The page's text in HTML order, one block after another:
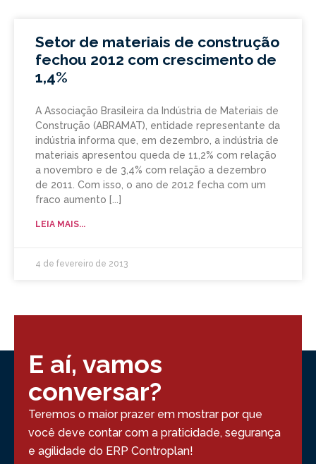
Setor de materiais de construção
fechou 2012 com crescimento de
1,4%
A Associação Brasileira da Indústria de Materiais de
Construção (ABRAMAT), entidade representante da
indústria informa que, em dezembro, a indústria de
materiais apresentou queda de 11,2% com relação
a novembro e de 3,4% com relação a dezembro
de 2011. Com isso, o ano de 2012 fecha com um
fraco aumento
LEIA MAIS...
4 de fevereiro de 2013
E aí, vamos
conversar?
Teremos o maior prazer em mostrar por que
você deve contar com a praticidade, segurança
e agilidade do ERP Controplan!